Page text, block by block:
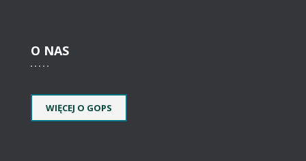
O NAS
WIĘCEJ O GOPS